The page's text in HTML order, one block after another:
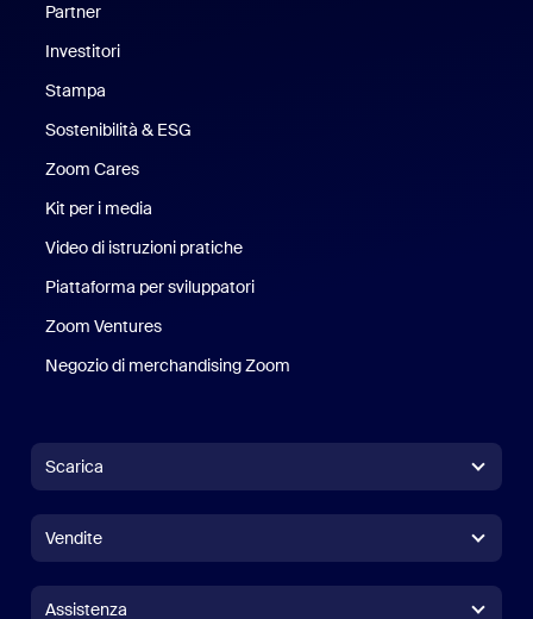
Partner
Investitori
Stampa
Sostenibilità & ESG
Zoom Cares
Kit per i media
Video di istruzioni pratiche
Piattaforma per sviluppatori
Zoom Ventures
Negozio di merchandising Zoom
Scarica
App Zoom RoomsApp Zoom Rooms
Controller per Zoom Rooms
Vendite
Assistenza